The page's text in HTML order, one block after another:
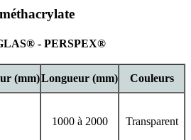
- PERSPEX®
(mm)Longueur (mm) Couleurs
1000 à 2000 Transparent